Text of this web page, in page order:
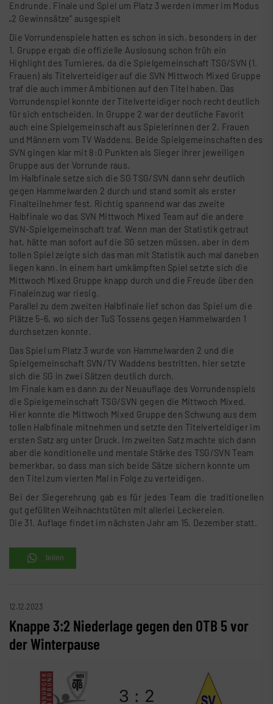
Endrunde. Finale und Spiel um Platz 3 werden immer im Modus
„2 Gewinnsätze“ ausgespielt
Die Vorrundenspiele hatten es schon in sich, besonders in der
1. Gruppe ergab die offizielle Auslosung schon früh ein
Highlight des Turnieres, da die Spielgemeinschaft TSG/SVN (1.
Frauen) als Titelverteidiger auf die SVN Mittwoch Mixed Gruppe
traf die auch immer Ambitionen auf den Titel haben. Das
Vorrundenspiel konnte der Titelverteidiger noch recht deutlich
für sich entscheiden. In Gruppe 2 war der deutliche Favorit
auch eine Spielgemeinschaft aus Spielerinnen der 2. Frauen
und Männern vom TV Waddens. Beide Spielgemeinschaften des
SVN gingen klar mit 8:0 Punkten als Sieger ihrer jeweiligen
Gruppe aus der Vorrunde raus.
Im Halbfinale setze sich die SG TSG/SVN dann sehr deutlich
gegen Hammelwarden 2 durch und stand somit als erster
Finalteilnehmer fest. Richtig spannend war das zweite
Halbfinale wo das SVN Mittwoch Mixed Team auf die andere
SVN-Spielgemeinschaft traf. Wenn man der Statistik getraut
hat, hätte man sofort auf die SG setzen müssen, aber in dem
tollen Spiel zeigte sich das man mit Statistik auch mal daneben
liegen kann. In einem hart umkämpften Spiel setzte sich die
Mittwoch Mixed Gruppe knapp durch und die Freude über den
Finaleinzug war riesig.
Parallel zu dem zweiten Halbfinale lief schon das Spiel um die
Plätze 5-6, wo sich der TuS Tossens gegen Hammelwarden 1
durchsetzen konnte.
Das Spiel um Platz 3 wurde von Hammelwarden 2 und die
Spielgemeinschaft SVN/TV Waddens bestritten, hier setzte
sich die SG in zwei Sätzen deutlich durch.
Im Finale kam es dann zu der Neuauflage des Vorrundenspiels
die Spielgemeinschaft TSG/SVN gegen die Mittwoch Mixed.
Hier konnte die Mittwoch Mixed Gruppe den Schwung aus dem
tollen Halbfinale mitnehmen und setzte den Titelverteidiger im
ersten Satz arg unter Druck. Im zweiten Satz machte sich dann
aber die konditionelle und mentale Stärke des TSG/SVN Team
bemerkbar, so dass man sich beide Sätze sichern konnte um
den Titel zum vierten Mal in Folge zu verteidigen.
Bei der Siegerehrung gab es für jedes Team die traditionellen
gut gefüllten Weihnachtstüten mit allerlei Leckereien.
Die 31. Auflage findet im nächsten Jahr am 15. Dezember statt.
teilen
12.12.2023
Knappe 3:2 Niederlage gegen den OTB 5 vor
der Winterpause